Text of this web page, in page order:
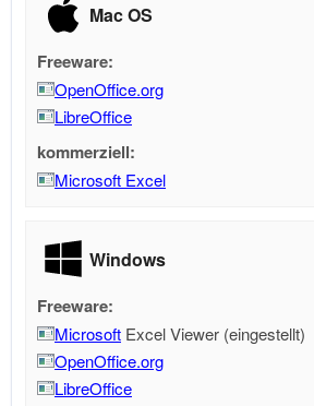
Mac OS
Freeware:
OpenOffice.org
LibreOffice
kommerziell:
Microsoft Excel
Windows
Freeware:
Microsoft Excel Viewer (eingestellt)
OpenOffice.org
LibreOffice